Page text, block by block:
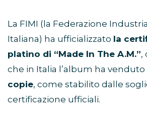
La FIMI (la Federazione
Italiana) ha ufficializzato la
platino di “Made In The A.M.”,
che in Italia l’album ha
copie, come stabilito dalle
certificazione ufficiali.